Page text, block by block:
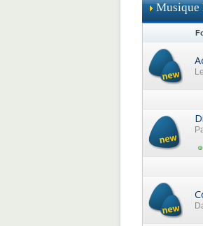
Musique